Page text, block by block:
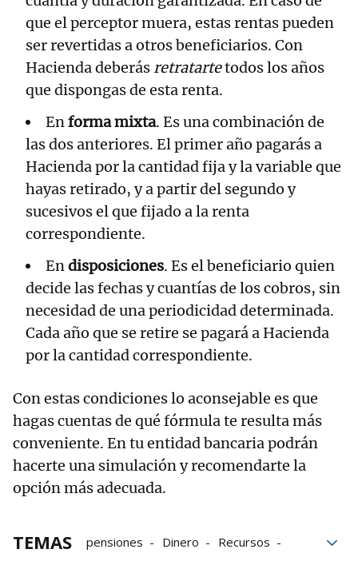
que el perceptor muera, estas rentas pueden
ser revertidas a otros beneficiarios. Con
Hacienda deberás retratartetodos los años
que dispongas de esta renta.
Enforma mixta. Es una combinación de
las dos anteriores. El primer año pagarás a
Hacienda por la cantidad fija y la variable que
hayas retirado, y a partir del segundo y
sucesivos el que fijado a la renta
correspondiente.
Endisposiciones. Es el beneficiario quien
decide las fechas y cuantías de los cobros, sin
necesidad de una periodicidad determinada.
Cada año que se retire se pagará a Hacienda
por la cantidad correspondiente.
Con estas condiciones lo aconsejable es que
hagas cuentas de qué fórmula te resulta más
conveniente. En tu entidad bancaria podrán
hacerte una simulación y recomendarte la
opción más adecuada.
TEMAS pensiones Dinero
Recursos